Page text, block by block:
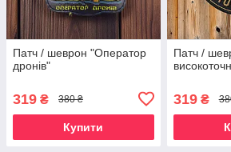
Патч / шеврон "Оператор
дронів"
319 ₴ 380 ₴
Купити
Патч /
319₴